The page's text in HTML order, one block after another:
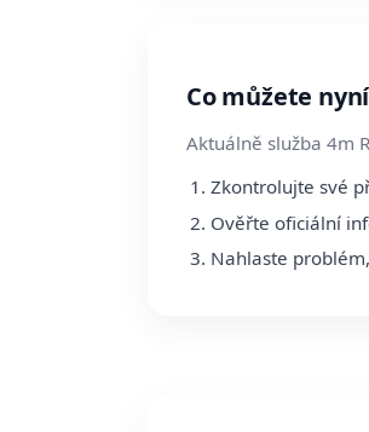
Co můžete
Aktuálně služba 4m
Zkontrolujte své
Ověřte oficiální
Nahlaste